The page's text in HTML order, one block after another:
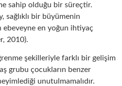
sahip olduğu bir süreçtir.
sağlıklı bir büyümenin
ebeveyne en yoğun ihtiyaç
2010).
şekilleriyle farklı bir gelişim
grubu çocukların benzer
unutulmamalıdır.